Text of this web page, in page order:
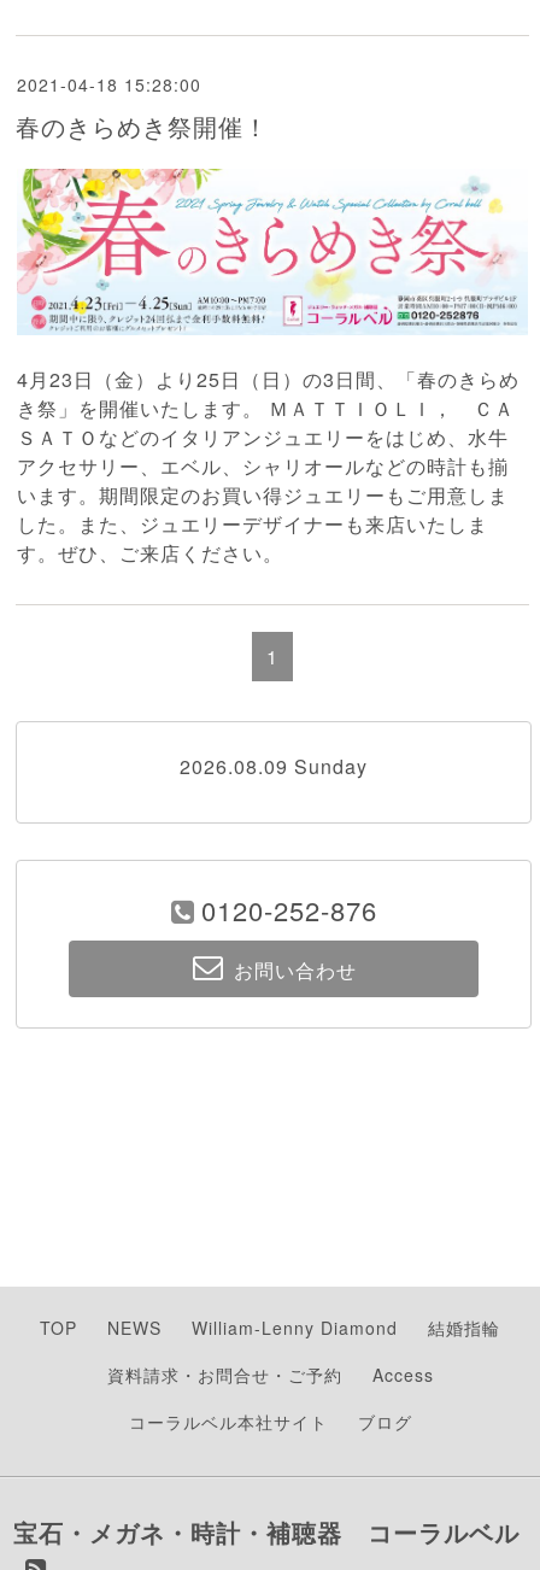
2021-04-18 15:28:00
春のきらめき祭開催！
4月23日（金）より25日（日）の3日間、「春のきらめ
き祭」を開催いたします。 ＭＡＴＴＩＯＬＩ， ＣＡ
ＳＡＴＯなどのイタリアンジュエリーをはじめ、水牛
アクセサリー、エベル、シャリオールなどの時計も揃
います。期間限定のお買い得ジュエリーもご用意しま
した。また、ジュエリーデザイナーも来店いたしま
す。ぜひ、ご来店ください。
1
2026.08.09 Sunday
0120-252-876
お問い合わせ
TOP NEWS William-Lenny Diamond
結婚指輪
資料請求・お問合せ・ご予約
Access
コーラルベル本社サイト
ブログ
宝石・メガネ・時計・補聴器 コーラルベル